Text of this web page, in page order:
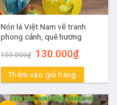
Nón lá Việt Nam vẽ tranh
phong cảnh, quê hương
150.000₫ Giá
gốc
là:
150.000₫.
130.000₫Giá
hiện
tại
130.000₫.
Thêm vào giỏ hàng